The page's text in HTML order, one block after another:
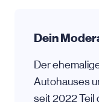
Dein
Der
Autohauses
seit 2022 Teil